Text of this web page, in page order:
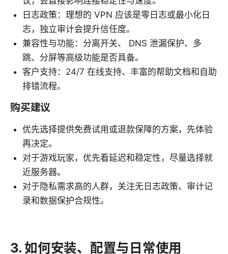
日志政策：理想的 VPN 应该是零日志或最小化日
志，独立审计会提升信任度。
兼容性与功能：分离开关、 DNS 泄漏保护、多
跳、分屏等高级功能是否具备。
客户支持：24/7 在线支持、丰富的帮助文档和自助
排错流程。
购买建议
优先选择提供免费试用或退款保障的方案，先体验
再决定。
对于游戏玩家，优先看延迟和稳定性，尽量选择就
近服务器。
对于隐私需求高的人群，关注无日志政策、审计记
录和数据保护合规性。
3. 如何安装、配置与日常使用